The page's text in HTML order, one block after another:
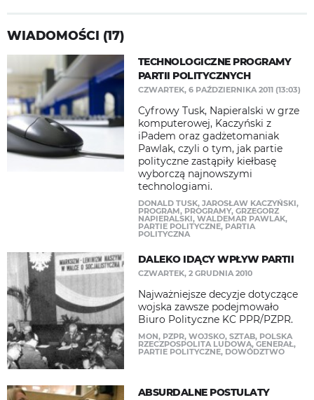
WIADOMOŚCI (17)
TECHNOLOGICZNE PROGRAMY
PARTII POLITYCZNYCH
CZWARTEK, 6 PAŹDZIERNIKA 2011 (13:03)
Cyfrowy Tusk, Napieralski w grze
komputerowej, Kaczyński z
iPadem oraz gadżetomaniak
Pawlak, czyli o tym, jak partie
polityczne zastąpiły kiełbasę
wyborczą najnowszymi
technologiami.
DONALD TUSK, JAROSŁAW KACZYŃSKI,
PROGRAM, PROGRAMY, GRZEGORZ
NAPIERALSKI, WALDEMAR PAWLAK,
PARTIE POLITYCZNE, PARTIA
POLITYCZNA
DALEKO IDĄCY WPŁYW PARTII
CZWARTEK, 2 GRUDNIA 2010
Najważniejsze decyzje dotyczące
wojska zawsze podejmowało
Biuro Polityczne KC PPR/PZPR.
MON, PZPR, WOJSKO, SZTAB, POLSKA
RZECZPOSPOLITA LUDOWA, GENERAŁ,
PARTIE POLITYCZNE, DOWÓDZTWO
ABSURDALNE POSTULATY